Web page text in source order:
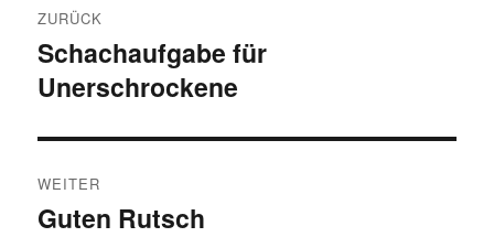
ZURÜCK
Vorheriger
Beitrag:
Schachaufgabe für
Unerschrockene
WEITER
Nächster
Guten Rutsch